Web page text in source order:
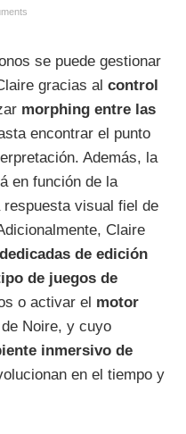
se puede gestionar
gracias al control
morphing entre las
encontrar el punto
Además, la
en función de la
respuesta visual fiel de
Claire
de edición
de juegos de
o activar el motor
Noire, y cuyo
inmersivo de
en el tiempo y